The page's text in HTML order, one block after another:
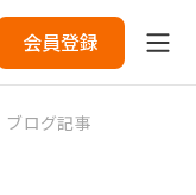
会員登録
ブログ記事